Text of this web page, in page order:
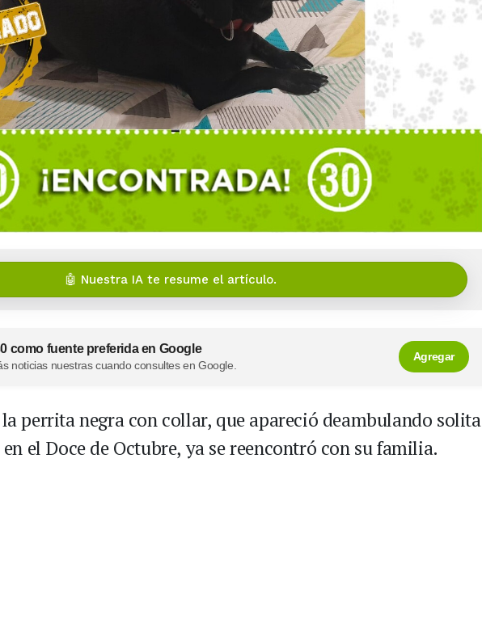
🤖 Nuestra IA te resume el artículo.
como fuente preferida en Google
noticias nuestras cuando consultes en Google.
Agregar
la perrita negra con collar, que apareció deambulando solita
el Doce de Octubre, ya se reencontró con su familia.